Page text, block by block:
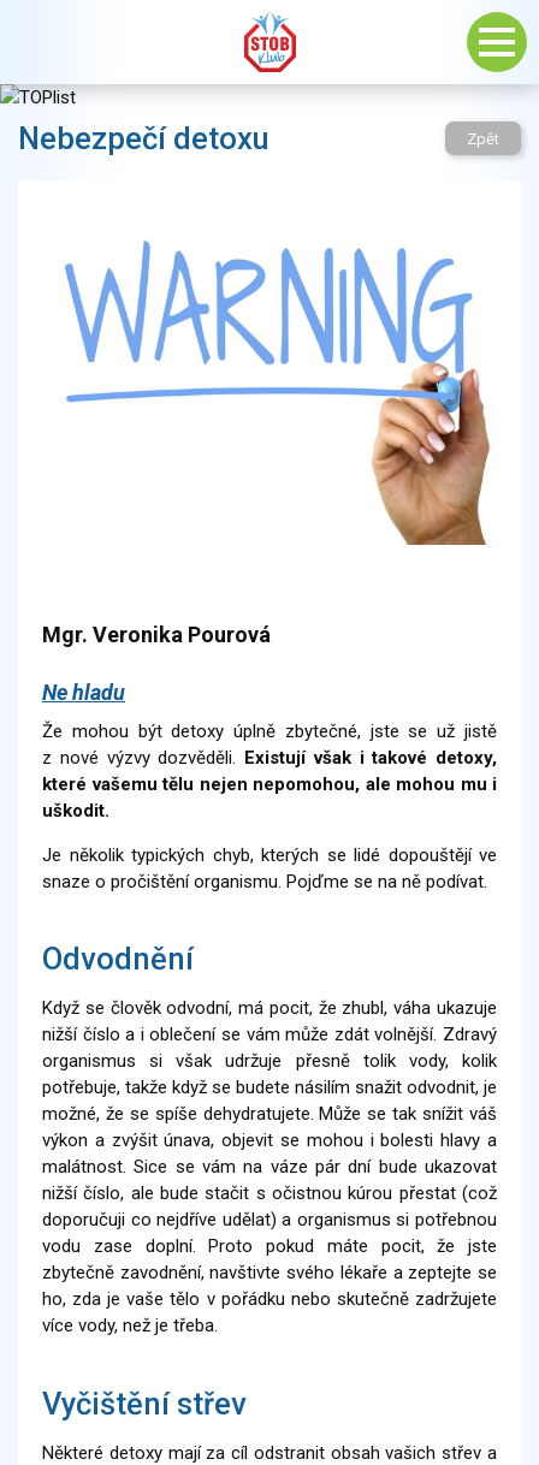
Nebezpečí detoxu Zpět
Mgr. Veronika Pourová
Ne hladu
Že mohou být detoxy úplně zbytečné, jste se už jistě
z nové výzvy dozvěděli. Existují však i takové detoxy,
které vašemu tělu nejen nepomohou, ale mohou mu i
uškodit.
Je několik typických chyb, kterých se lidé dopouštějí ve
snaze o pročištění organismu. Pojďme se na ně podívat.
Odvodnění
Když se člověk odvodní, má pocit, že zhubl, váha ukazuje
nižší číslo a i oblečení se vám může zdát volnější. Zdravý
organismus si však udržuje přesně tolik vody, kolik
potřebuje, takže když se budete násilím snažit odvodnit, je
možné, že se spíše dehydratujete. Může se tak snížit váš
výkon a zvýšit únava, objevit se mohou i bolesti hlavy a
malátnost. Sice se vám na váze pár dní bude ukazovat
nižší číslo, ale bude stačit s očistnou kúrou přestat (což
doporučuji co nejdříve udělat) a organismus si potřebnou
vodu zase doplní. Proto pokud máte pocit, že jste
zbytečně zavodnění, navštivte svého lékaře a zeptejte se
ho, zda je vaše tělo v pořádku nebo skutečně zadržujete
více vody, než je třeba.
Vyčištění střev
Některé detoxy mají za cíl odstranit obsah vašich střev a